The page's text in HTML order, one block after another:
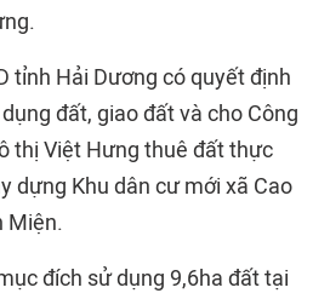
tỉnh Hải Dương có quyết định
đất, giao đất và cho Công
thị Việt Hưng thuê đất thực
dựng Khu dân cư mới xã Cao
Miện.
đích sử dụng 9,6ha đất tại